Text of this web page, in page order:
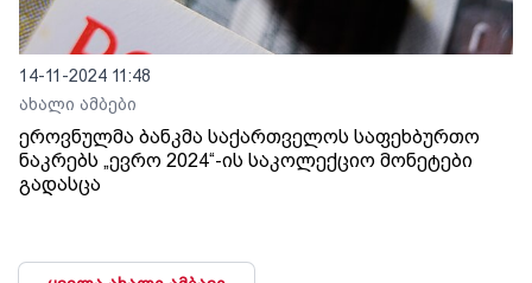
14-11-2024 11:48
ახალი ამბები
ეროვნულმა ბანკმა საქართველოს საფეხბურთო
ნაკრებს „ევრო 2024“-ის საკოლექციო მონეტები
გადასცა